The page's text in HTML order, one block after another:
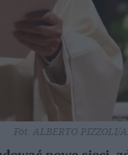
Fot. ALBERTO PIZZOLI/